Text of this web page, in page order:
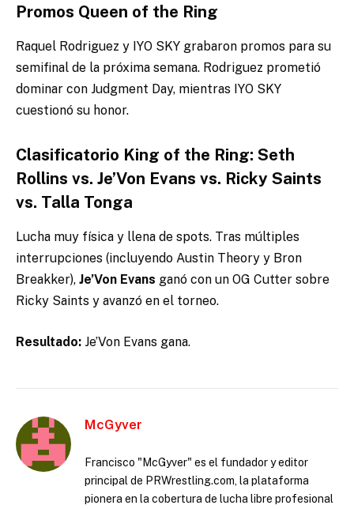
Promos Queen of the Ring
Raquel Rodriguez y IYO SKY grabaron promos para su
semifinal de la próxima semana. Rodriguez prometió
dominar con Judgment Day, mientras IYO SKY
cuestionó su honor.
Clasificatorio King of the Ring: Seth
Rollins vs. Je’Von Evans vs. Ricky Saints
vs. Talla Tonga
Lucha muy física y llena de spots. Tras múltiples
interrupciones (incluyendo Austin Theory y Bron
Breakker), Je’Von Evans ganó con un OG Cutter sobre
Ricky Saints y avanzó en el torneo.
Resultado: Je’Von Evans gana.
McGyver
Francisco "McGyver" es el fundador y editor
principal de PRWrestling.com, la plataforma
pionera en la cobertura de lucha libre profesional